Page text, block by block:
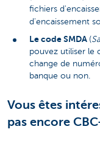
fichiers
d'encaissement
Le code SMDA (
pouvez utiliser le
change de
banque ou non.
Vous êtes
pas encore